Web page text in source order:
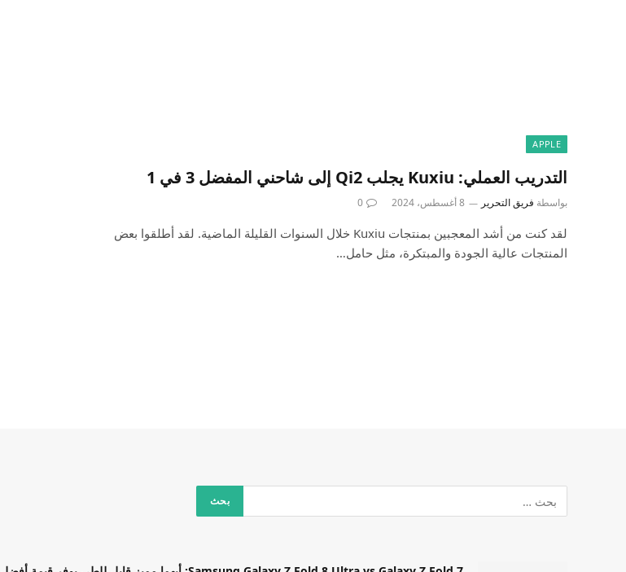
APPLE
التدريب العملي: Kuxiu يجلب Qi2 إلى شاحني المفضل 3 في 1
بواسطة فريق التحرير 8 أغسطس، 2024 0
لقد كنت من أشد المعجبين بمنتجات Kuxiu خلال السنوات القليلة الماضية. لقد أطلقوا بعض
المنتجات عالية الجودة والمبتكرة، مثل حامل…